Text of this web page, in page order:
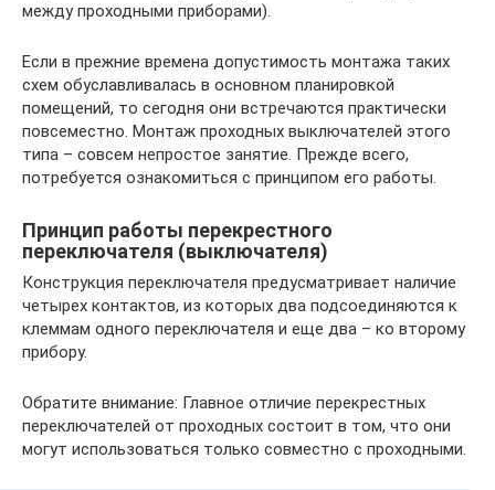
между проходными приборами).
Если в прежние времена допустимость монтажа таких
схем обуславливалась в основном планировкой
помещений, то сегодня они встречаются практически
повсеместно. Монтаж проходных выключателей этого
типа – совсем непростое занятие. Прежде всего,
потребуется ознакомиться с принципом его работы.
Принцип работы перекрестного
переключателя (выключателя)
Конструкция переключателя предусматривает наличие
четырех контактов, из которых два подсоединяются к
клеммам одного переключателя и еще два – ко второму
прибору.
Обратите внимание: Главное отличие перекрестных
переключателей от проходных состоит в том, что они
могут использоваться только совместно с проходными.